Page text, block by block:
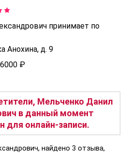
принимает по
Анохина, д. 9
6000 ₽
Мельченко Данил
в данный момент
для онлайн-записи.
найдено 3 отзыва,